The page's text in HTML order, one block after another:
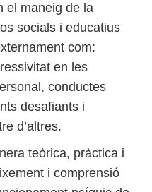
el maneig de la
socials i educatius
com:
en les
conductes
desafiants i
d’altres.
teòrica, pràctica i
i comprensió